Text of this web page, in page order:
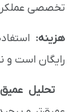
تخصصی
هزینه:
رایگان است و
تحلیل